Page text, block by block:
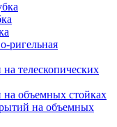
ригельная
телескопических
объемных стойках
на объемных